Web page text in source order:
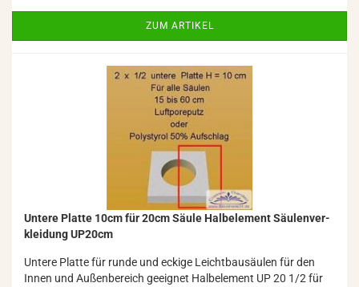
ZUM ARTIKEL
Un­te­re Plat­te 10cm für 20cm Säule Halb­ele­ment Säu­len­ver­
klei­dung UP20cm
Un­te­re Plat­te für runde und ecki­ge Leicht­bau­säu­len für den
Innen und Au­ßen­be­reich ge­eig­net Halb­ele­ment UP 20 1/2 für